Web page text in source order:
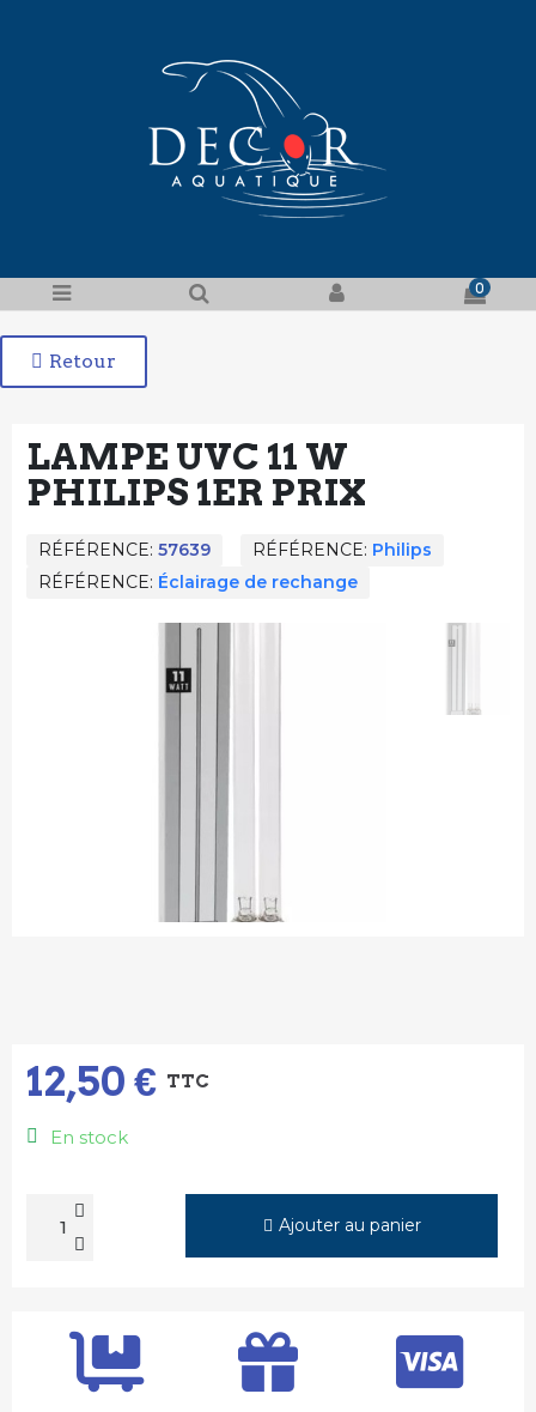
0
Retour
LAMPE UVC 11 W
PHILIPS 1ER PRIX
RÉFÉRENCE 57639 RÉFÉRENCE Philips
RÉFÉRENCE Éclairage de rechange
12,50 € TTC
En stock
Ajouter au panier